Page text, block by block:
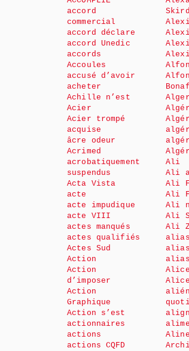
accord
commercial
accord déclare
accord Unedic
accords
Accoules
accusé d’avoir
acheter
Achille n’est
Acier
Acier trompé
acquise
âcre odeur
Acrimed
acrobatiquement
suspendus
Acta Vista
acte
acte impudique
acte VIII
actes manqués
actes qualifiés
Actes Sud
Action
Action
d’imposer
Action
Graphique
Action s’est
actionnaires
actions
actions CQFD
Alger
Ali
Ali
Ali
Ali
Ali
Ali
Ali
alias
alias
Alice
align
Aline